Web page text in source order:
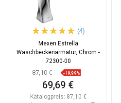
(4)
Mexen Estrella
Waschbeckenarmatur, Chrom -
72300-00
87,10 € -19,99%
69,69 €
Katalogpreis: 87,10 €